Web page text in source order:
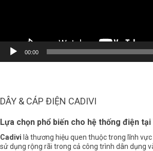
00:00
DÂY & CÁP ĐIỆN CADIVI
Lựa chọn phổ biến cho hệ thống điện tại
Cadivi là thương hiệu quen thuộc trong lĩnh
sử dụng rộng rãi trong cả công trình dân dụng